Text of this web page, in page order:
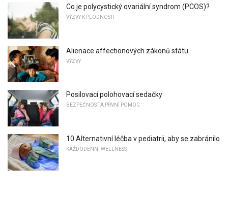
Co je polycystický ovariální syndrom (PCOS)?
VÝZVY K PLODNOSTI
Alienace affectionových zákonů státu
VÝZVY
Posilovací polohovací sedačky
BEZPEČNOST A PRVNÍ POMOC
10 Alternativní léčba v pediatrii, aby se zabránilo
KAŽDODENNÍ WELLNESS